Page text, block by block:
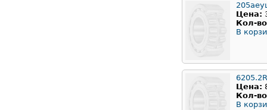
Цена:
Кол-
В
Цена:
Кол-
В